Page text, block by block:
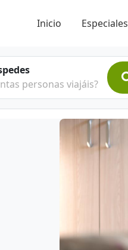
Inicio Especiales
personas viajáis?